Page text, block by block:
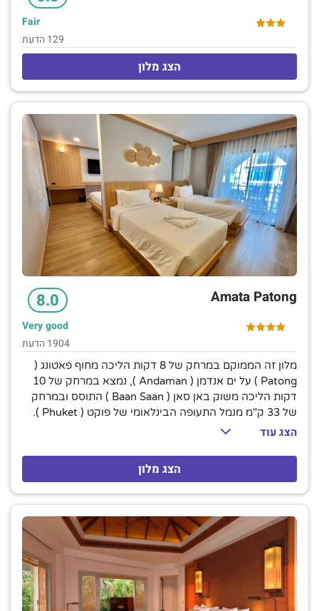
Fair
129 הדעת
הצג מלון
Amata Patong
8.0
Very good
1904 הדעת
מלון זה הממוקם במרחק של 8 דקות הליכה מחוף פאטונג (
Patong ) על ים אנדמן ( Andaman ), נמצא במרחק של 10
דקות הליכה משוק באן סאן ( Baan Saan ) התוסס ובמרחק
של 33 ק"מ מנמל התעופה הבינלאומי של פוקט ( Phuket ).
החדרים מאווררים ורגועים וכוללים רצפות אריחים, אינטרנט
להכנת תה וקפה. המלון כולל בריכות חצר וגג, כמו גם מסעדת
מזנון מאווררת, 6 ברים (2 לצד הבריכה) וחנויות. ארוחת בוקר
ועיסויים זמינים.
הצג עוד
הצג מלון